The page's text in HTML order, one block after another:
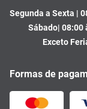
Segunda a Sexta |
Sábado| 08:00
Exceto
Formas de